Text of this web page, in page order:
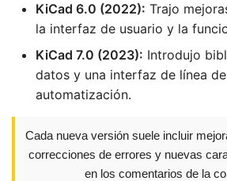
KiCad 6.0 (2022): Trajo
la interfaz de usuario y la
KiCad 7.0 (2023): Introdujo
datos y una interfaz de línea
automatización.
Cada nueva versión suele incluir
correcciones de errores y nuevas
en los comentarios de la